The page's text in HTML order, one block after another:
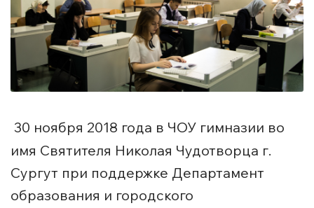
30 ноября 2018 года в ЧОУ гимназии во
имя Святителя Николая Чудотворца г.
Сургут при поддержке Департамент
образования и городского